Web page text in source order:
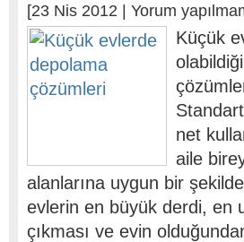
[23 Nis 2012 | Yorum
Küçük
net
aile
alanlarına uygun bir
evlerin en büyük derdi, en
çıkması ve evin